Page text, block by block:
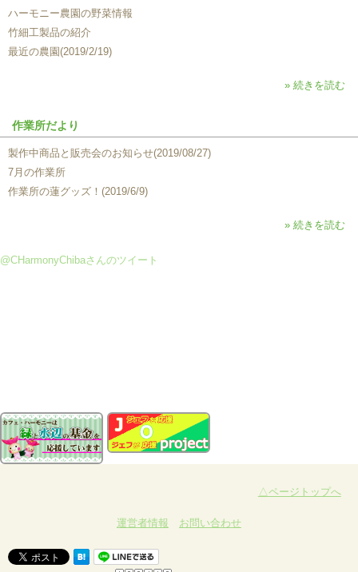
ハーモニー農園の野菜情報
竹細工製品の紹介
最近の農園(2019/2/19)
» 続きを読む
作業所だより
製作中商品と販売会のお知らせ(2019/08/27)
7月の作業所
作業所の蓮グッズ！(2019/6/9)
» 続きを読む
@CHarmonyChibaさんのツイート
△ページトップへ
運営者情報 お問い合わせ